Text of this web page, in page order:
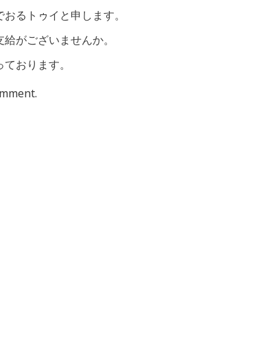
るトゥイと申します。
がございませんか。
おります。